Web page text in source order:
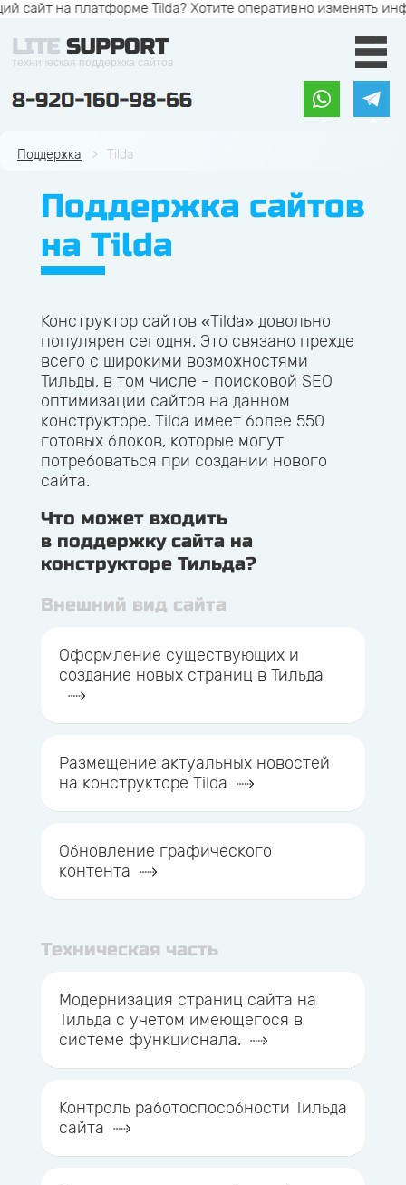
платформе Tilda? Хотите оперативно изменять
LITE SUPPORT
техническая поддержка сайтов
Поддержка Tilda
Поддержка сайтов
на Tilda
Конструктор сайтов «Tilda» довольно
популярен сегодня. Это связано прежде
всего с широкими возможностями
Тильды, в том числе - поисковой SEO
оптимизации сайтов на данном
конструкторе. Tilda имеет более 550
готовых блоков, которые могут
потребоваться при создании нового
сайта.
Что может входить
в поддержку сайта на
конструкторе Тильда?
Внешний вид сайта
Оформление существующих и
создание новых страниц в Тильда
Размещение актуальных новостей
на конструкторе Tilda
Обновление графического
контента
Техническая часть
Модернизация страниц сайта на
Тильда с учетом имеющегося в
системе функционала.
Контроль работоспособности Тильда
сайта